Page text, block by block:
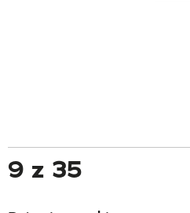
9 z 35